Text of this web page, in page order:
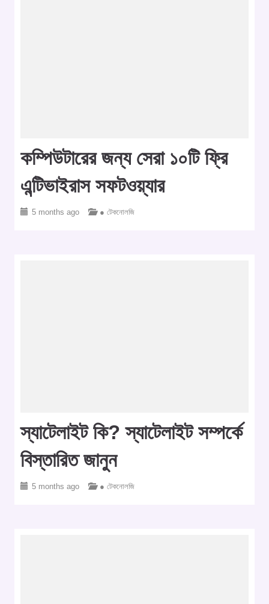
কম্পিউটারের জন্য সেরা ১০টি ফ্রি
এন্টিভাইরাস সফটওয়্যার
5 months ago ● টেকনোলজি
স্যাটেলাইট কি? স্যাটেলাইট সম্পর্কে
বিস্তারিত জানুন
5 months ago ● টেকনোলজি